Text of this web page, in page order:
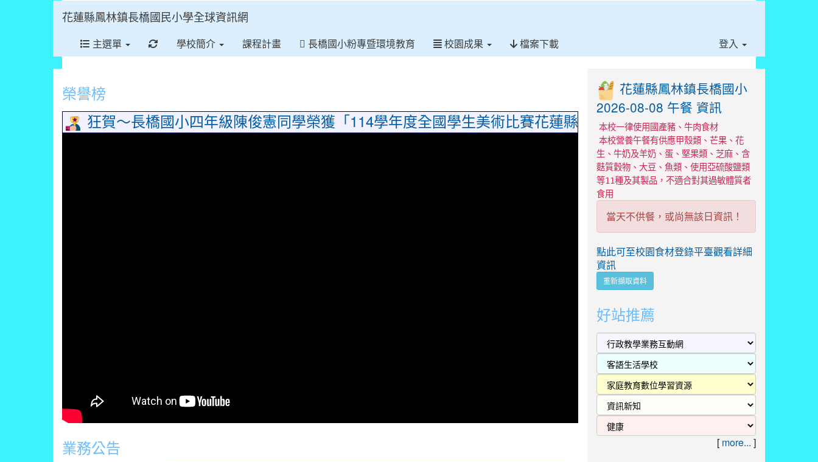
花蓮縣鳳林鎮長橋國民小學全球資訊網
主選單 重新取得佈景設定
學校簡介 課程計畫 長橋國小粉專暨環境教育 校園成果 檔案下載 登入
榮譽榜
狂賀～長橋國小四年級陳俊憲同學榮獲「114學年度全國學生美術比賽花蓮縣縣賽」版畫類中年級組佳作
業務公告
花蓮縣鳳林鎮長橋國小
2026-08-08 午餐 資訊
本校一律使用國產豬、牛肉食材
本校營養午餐有供應甲殼類、芒果、花
生、牛奶及羊奶、蛋、堅果類、芝麻、含
麩質穀物、大豆、魚類、使用亞硫酸鹽類
等11種及其製品，不適合對其過敏體質者
食用
當天不供餐，或尚無該日資訊！
點此可至校園食材登錄平臺觀看詳細
資訊
重新擷取資料
好站推薦
[ more... ]